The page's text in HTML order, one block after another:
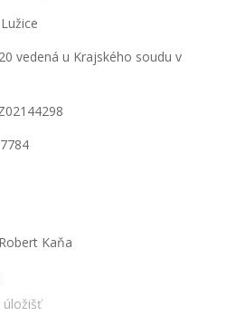
vedená u Krajského soudu v
úložišť